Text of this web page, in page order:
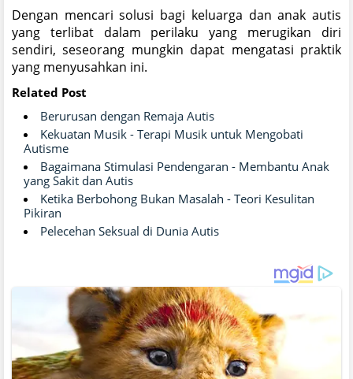
Dengan mencari solusi bagi keluarga dan anak autis
yang terlibat dalam perilaku yang merugikan diri
sendiri, seseorang mungkin dapat mengatasi praktik
yang menyusahkan ini.
Related Post
Berurusan dengan Remaja Autis
Kekuatan Musik - Terapi Musik untuk Mengobati
Autisme
Bagaimana Stimulasi Pendengaran - Membantu Anak
yang Sakit dan Autis
Ketika Berbohong Bukan Masalah - Teori Kesulitan
Pikiran
Pelecehan Seksual di Dunia Autis